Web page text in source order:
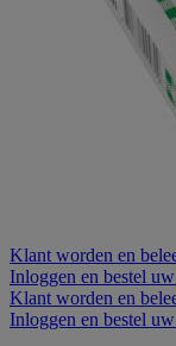
Klant worden en
Inloggen en bestel
Klant worden en
Inloggen en bestel